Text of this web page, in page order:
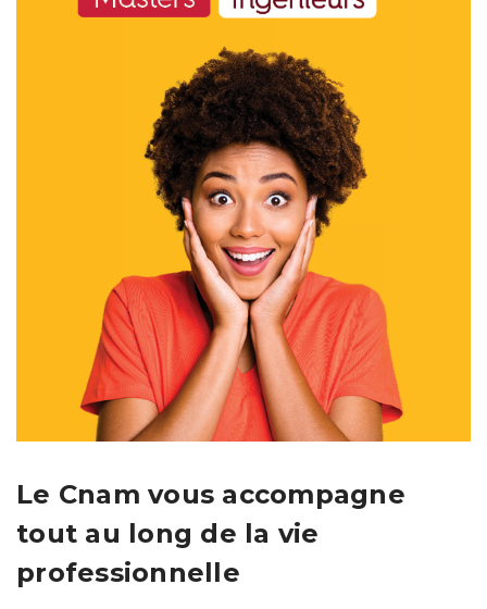
Le Cnam vous accompagne
tout au long de la vie
professionnelle